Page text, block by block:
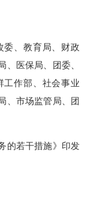
委、教育局、财政
、医保局、团委、
工作部、社会事业
、市场监管局、团
若干措施》印发